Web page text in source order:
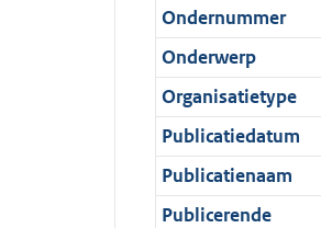
t
a
t
Ondernummer
Onderwerp
Organisatietype
Publicatiedatum
Publicatienaam
Publicerende